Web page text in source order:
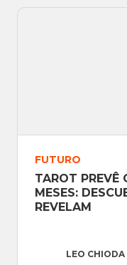
FUTURO
TAROT PREVÊ
MESES:
REVELAM
LEO CHIODA